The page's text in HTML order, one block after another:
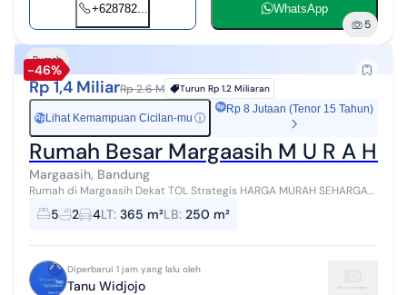
+628782... WhatsApp
5
-46%
Rumah
Rp 1,4 MiliarRp 2.6 M Turun Rp 1.2 Miliaran
Rp Lihat Kemampuan Cicilan-mu ⓘ
Rp 8 Jutaan (Tenor 15 Tahun)
Rumah Besar Margaasih M U R A H
Margaasih, Bandung
Rumah di Margaasih Dekat TOL Strategis HARGA MURAH SEHARGA
TANAH SAJA
5 2 4LT: 365 m²LB: 250 m²
Diperbarui 1 jam yang lalu oleh
Tanu Widjojo